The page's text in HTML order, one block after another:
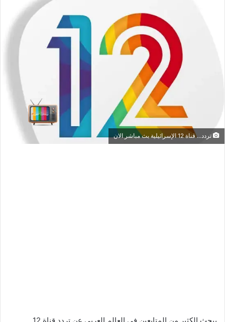
تردد... قناة 12 الإسرائيلية بث مباشر الان